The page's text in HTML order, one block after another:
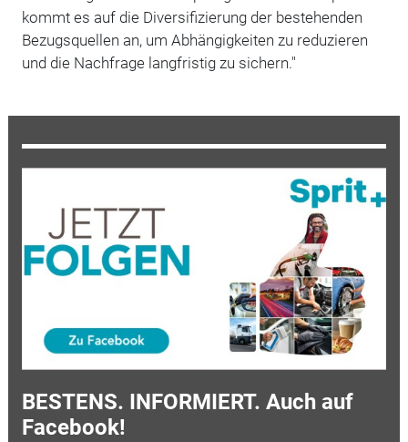
kommt es auf die Diversifizierung der bestehenden
Bezugsquellen an, um Abhängigkeiten zu reduzieren
und die Nachfrage langfristig zu sichern."
BESTENS. INFORMIERT. Auch auf
Facebook!